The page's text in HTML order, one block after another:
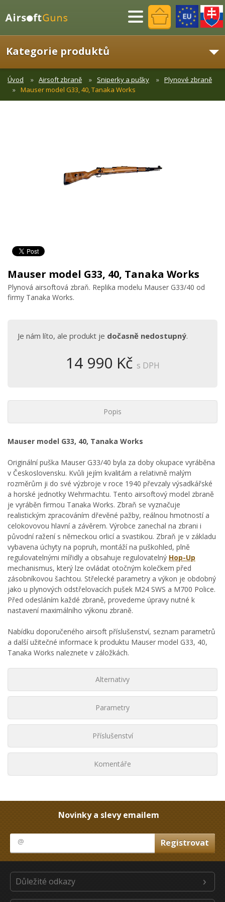
Menu
Kategorie produktů
Úvod Airsoft zbraně Sniperky a pušky
Plynové zbraně
Mauser model G33, 40, Tanaka Works
Mauser model G33, 40, Tanaka Works
Plynová airsoftová zbraň. Replika modelu Mauser G33/40 od
firmy Tanaka Works.
Je nám líto, ale produkt je dočasně nedostupný.
14 990 Kč s DPH
Popis
Mauser model G33, 40, Tanaka Works
Originální puška Mauser G33/40 byla za doby okupace vyráběna
v Československu. Kvůli jejím kvalitám a relativně malým
rozměrům ji do své výzbroje v roce 1940 převzaly výsadkářské
a horské jednotky Wehrmachtu. Tento airsoftový model zbraně
je vyráběn firmou Tanaka Works. Zbraň se vyznačuje
realistickým zpracováním dřevěné pažby, reálnou hmotností a
celokovovou hlavní a závěrem. Výrobce zanechal na zbrani i
původní ražení s německou orlicí a svastikou. Zbraň je v základu
vybavena úchyty na popruh, montáží na puškohled, plně
regulovatelnými mířidly a obsahuje regulovatelný Hop-Up
mechanismus, který lze ovládat otočným kolečkem před
zásobníkovou šachtou. Střelecké parametry a výkon je obdobný
jako u plynových odstřelovacích pušek M24 SWS a M700 Police.
Před odesláním každé zbraně, provedeme úpravy nutné k
nastavení maximálního výkonu zbraně.
Nabídku doporučeného airsoft příslušenství, seznam parametrů
a další užitečné informace k produktu Mauser model G33, 40,
Tanaka Works naleznete v záložkách.
Alternativy
Parametry
Příslušenství
Komentáře
Novinky a slevy emailem
Důležité odkazy